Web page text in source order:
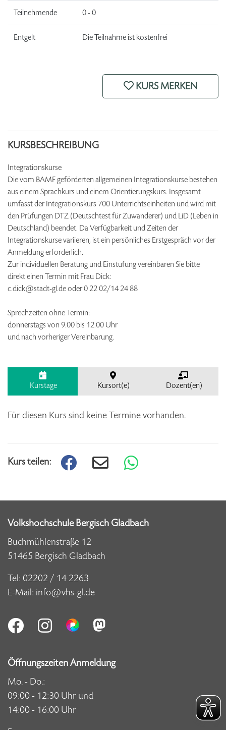
Teilnehmende 0 - 0
Entgelt Die Teilnahme ist kostenfrei
KURS MERKEN
KURSBESCHREIBUNG
Integrationskurse
Die vom BAMF geförderten allgemeinen Integrationskurse bestehen
aus einem Sprachkurs und einem Orientierungskurs. Insgesamt
umfasst der Integrationskurs 700 Unterrichtseinheiten und wird mit
den Prüfungen DTZ (Deutschtest für Zuwanderer) und LiD (Leben in
Deutschland) beendet. Da Verfügbarkeit und Zeiten der
Integrationskurse variieren, ist ein persönliches Erstgespräch vor der
Anmeldung erforderlich.
Zur individuellen Beratung und Einstufung vereinbaren Sie bitte
direkt einen Termin mit Frau Dick:
c.dick@stadt-gl.de oder 0 22 02/14 24 88
Sprechzeiten ohne Termin:
donnerstags von 9.00 bis 12.00 Uhr
und nach vorheriger Vereinbarung.
Kurstage Kursort(e) Dozent(en)
Für diesen Kurs sind keine Termine vorhanden.
Kurs teilen:
Volkshochschule Bergisch Gladbach
Buchmühlenstraße 12
51465 Bergisch Gladbach
Tel: 02202 / 14 2263
E-Mail: info@vhs-gl.de
Öffnungszeiten Anmeldung
Mo. - Do.:
09:00 - 12:30 Uhr und
14:00 - 16:00 Uhr